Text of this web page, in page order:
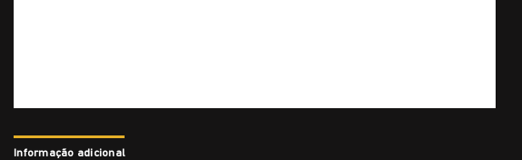
Informação adicional